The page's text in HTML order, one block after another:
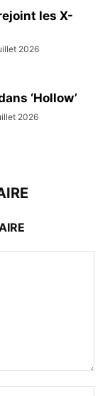
les X-
2026
‘Hollow’
2026